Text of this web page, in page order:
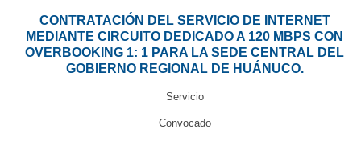
CONTRATACIÓN DEL SERVICIO DE INTERNET
MEDIANTE CIRCUITO DEDICADO A 120 MBPS CON
OVERBOOKING 1: 1 PARA LA SEDE CENTRAL DEL
GOBIERNO REGIONAL DE HUÁNUCO.
Servicio
Convocado